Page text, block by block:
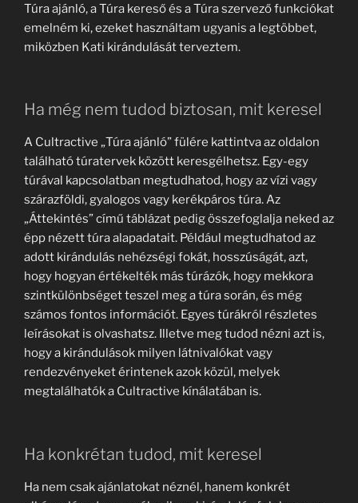
Túra ajánló, a Túra kereső és a Túra szervező funkciókat
emelném ki, ezeket használtam ugyanis a legtöbbet,
miközben Kati kirándulását terveztem.
Ha még nem tudod biztosan, mit keresel
A Cultractive „Túra ajánló” fülére kattintva az oldalon
található túratervek között keresgélhetsz. Egy-egy
túrával kapcsolatban megtudhatod, hogy az vízi vagy
szárazföldi, gyalogos vagy kerékpáros túra. Az
„Áttekintés” című táblázat pedig összefoglalja neked az
épp nézett túra alapadatait. Például megtudhatod az
adott kirándulás nehézségi fokát, hosszúságát, azt,
hogy hogyan értékelték más túrázók, hogy mekkora
szintkülönbséget teszel meg a túra során, és még
számos fontos információt. Egyes túrákról részletes
leírásokat is olvashatsz. Illetve meg tudod nézni azt is,
hogy a kirándulások milyen látnivalókat vagy
rendezvényeket érintenek azok közül, melyek
megtalálhatók a Cultractive kínálatában is.
Ha konkrétan tudod, mit keresel
Ha nem csak ajánlatokat néznél, hanem konkrét